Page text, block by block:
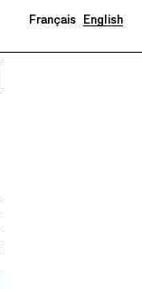
Français English